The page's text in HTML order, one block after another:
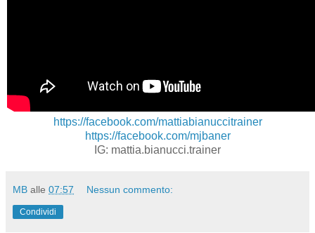
https://facebook.com/mattiabianuccitrainer
https://facebook.com/mjbaner
IG: mattia.bianucci.trainer
MB alle 07:57 Nessun commento:
Condividi